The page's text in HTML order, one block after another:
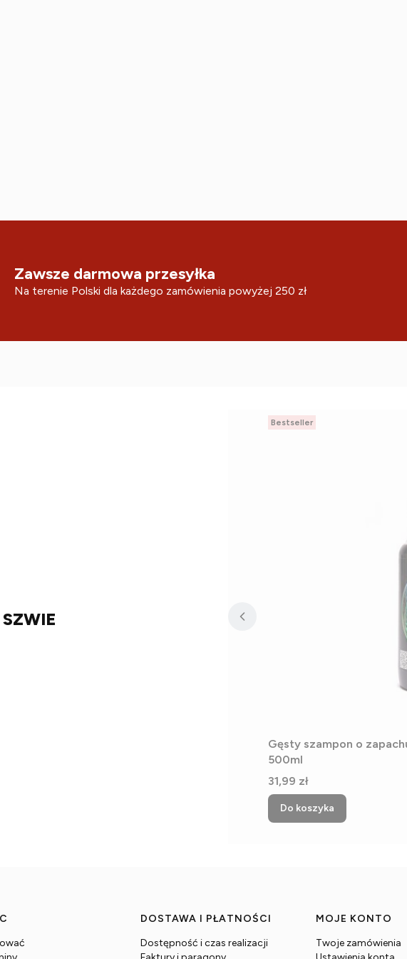
Zawsze darmowa przesyłka
Na terenie Polski dla każdego zamówienia powyżej 250 zł
Bestseller
Gęsty szampon o
500ml
Cena
31,99 zł
Do koszyka
DOSTAWA I PŁATNOŚCI
Dostępność i czas realizacji
MOJE KONTO
Twoje zamówienia